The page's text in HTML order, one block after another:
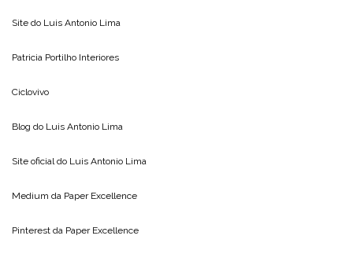
Site do Luis Antonio Lima
Patricia Portilho Interiores
Ciclovivo
Blog do Luis Antonio Lima
Site oficial do Luis Antonio Lima
Medium da Paper Excellence
Pinterest da Paper Excellence